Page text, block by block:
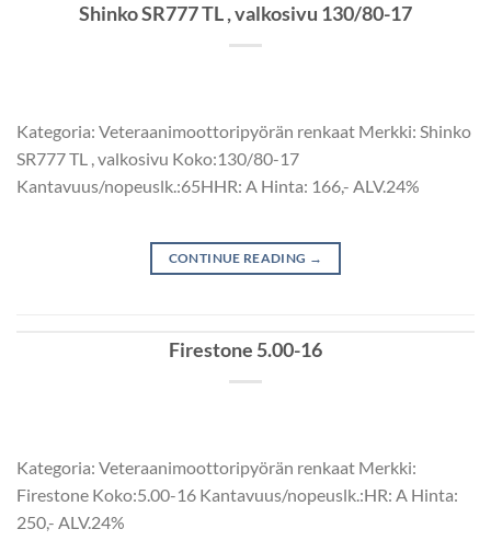
Shinko SR777 TL , valkosivu 130/80-17
Kategoria: Veteraanimoottoripyörän renkaat Merkki: Shinko
SR777 TL , valkosivu Koko:130/80-17
Kantavuus/nopeuslk.:65HHR: A Hinta: 166,- ALV.24%
CONTINUE READING →
Firestone 5.00-16
Kategoria: Veteraanimoottoripyörän renkaat Merkki:
Firestone Koko:5.00-16 Kantavuus/nopeuslk.:HR: A Hinta:
250,- ALV.24%